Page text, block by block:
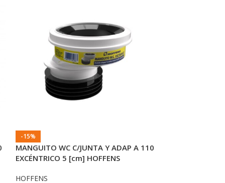
-15%
MANGUITO WC C/JUNTA Y ADAP A 110
EXCÉNTRICO 5 [cm] HOFFENS
HOFFENS